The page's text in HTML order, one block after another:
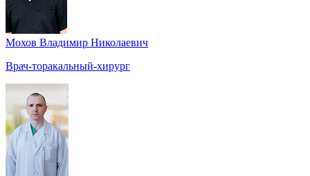
Мохов Владимир Николаевич
Врач-торакальный-хирург